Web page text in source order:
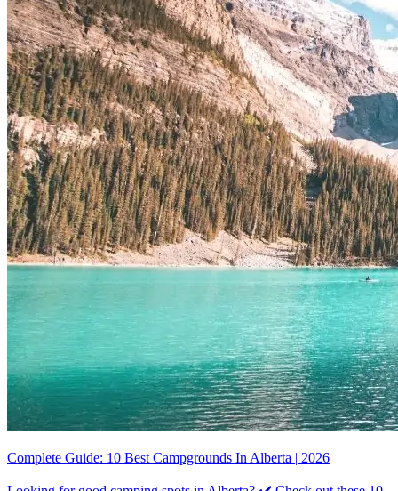
Complete Guide: 10 Best Campgrounds In Alberta | 2026